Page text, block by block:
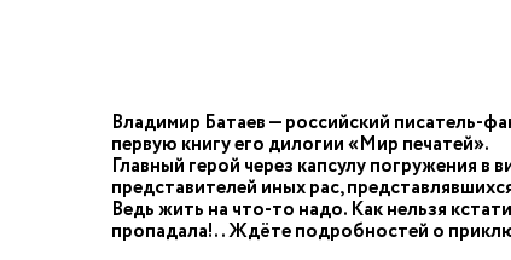
Владимир Батаев — российский писатель-
первую книгу его дилогии «Мир печатей».
Главный герой через капсулу погружения
представителей иных рас,
Ведь жить на что-то надо. Как нельзя
пропадала!.. Ждёте подробностей о